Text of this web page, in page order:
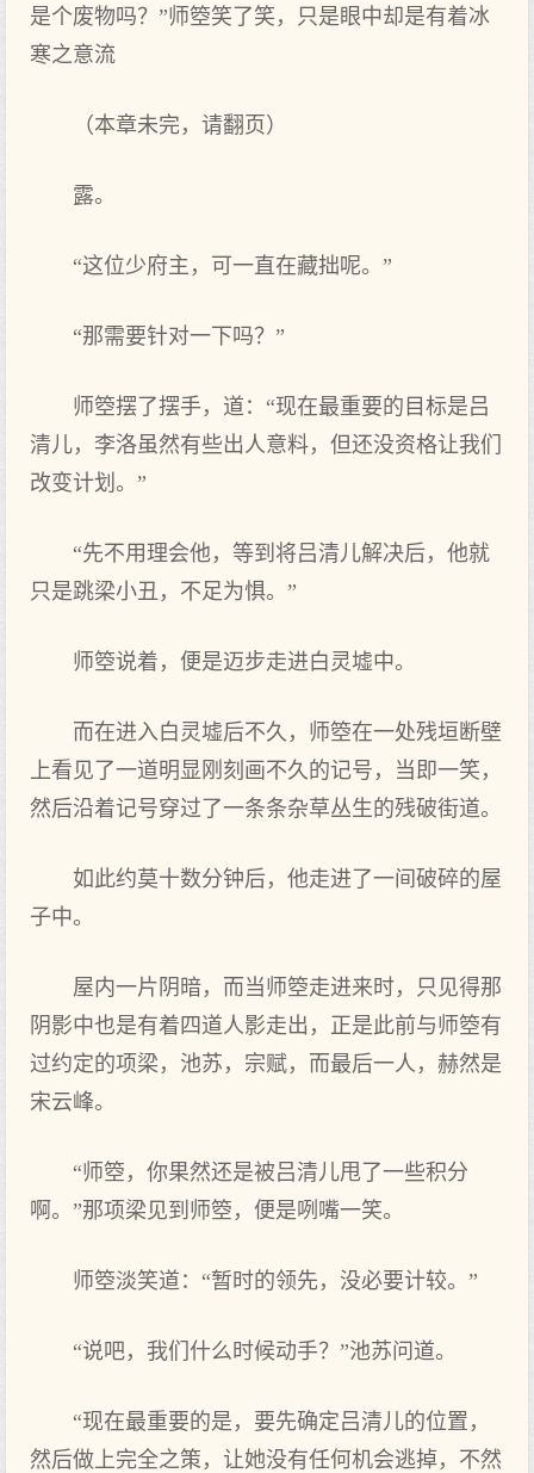
是个废物吗？”师箜笑了笑，只是眼中却是有着冰
寒之意流
（本章未完，请翻页）
露。
“这位少府主，可一直在藏拙呢。”
“那需要针对一下吗？”
师箜摆了摆手，道：“现在最重要的目标是吕
清儿，李洛虽然有些出人意料，但还没资格让我们
改变计划。”
“先不用理会他，等到将吕清儿解决后，他就
只是跳梁小丑，不足为惧。”
师箜说着，便是迈步走进白灵墟中。
而在进入白灵墟后不久，师箜在一处残垣断壁
上看见了一道明显刚刻画不久的记号，当即一笑，
然后沿着记号穿过了一条条杂草丛生的残破街道。
如此约莫十数分钟后，他走进了一间破碎的屋
子中。
屋内一片阴暗，而当师箜走进来时，只见得那
阴影中也是有着四道人影走出，正是此前与师箜有
过约定的项梁，池苏，宗赋，而最后一人，赫然是
宋云峰。
“师箜，你果然还是被吕清儿甩了一些积分
啊。”那项梁见到师箜，便是咧嘴一笑。
师箜淡笑道：“暂时的领先，没必要计较。”
“说吧，我们什么时候动手？”池苏问道。
“现在最重要的是，要先确定吕清儿的位置，
然后做上完全之策，让她没有任何机会逃掉，不然